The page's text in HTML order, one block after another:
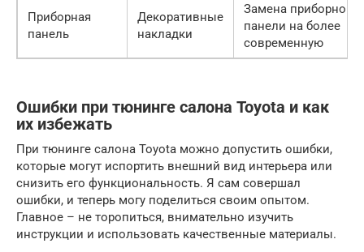
Приборная
панель
Декоративные
накладки
Замена приборной
панели на более
современную
Ошибки при тюнинге салона Toyota и как
их избежать
При тюнинге салона Toyota можно допустить ошибки,
которые могут испортить внешний вид интерьера или
снизить его функциональность. Я сам совершал
ошибки, и теперь могу поделиться своим опытом.
Главное – не торопиться, внимательно изучить
инструкции и использовать качественные материалы.